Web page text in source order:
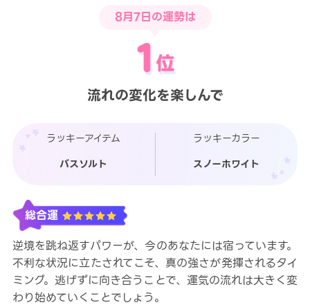
LINE占いを開く
※LINEアプリ内のサービスページへ遷移します
8月7日の運勢は
流れの変化を楽しんで
ラッキーアイテム
バスソルト
ラッキーカラー
スノーホワイト
総合運
逆境を跳ね返すパワーが、今のあなたには宿っています。
不利な状況に立たされてこそ、真の強さが発揮されるタイ
ミング。逃げずに向き合うことで、運気の流れは大きく変
わり始めていくことでしょう。